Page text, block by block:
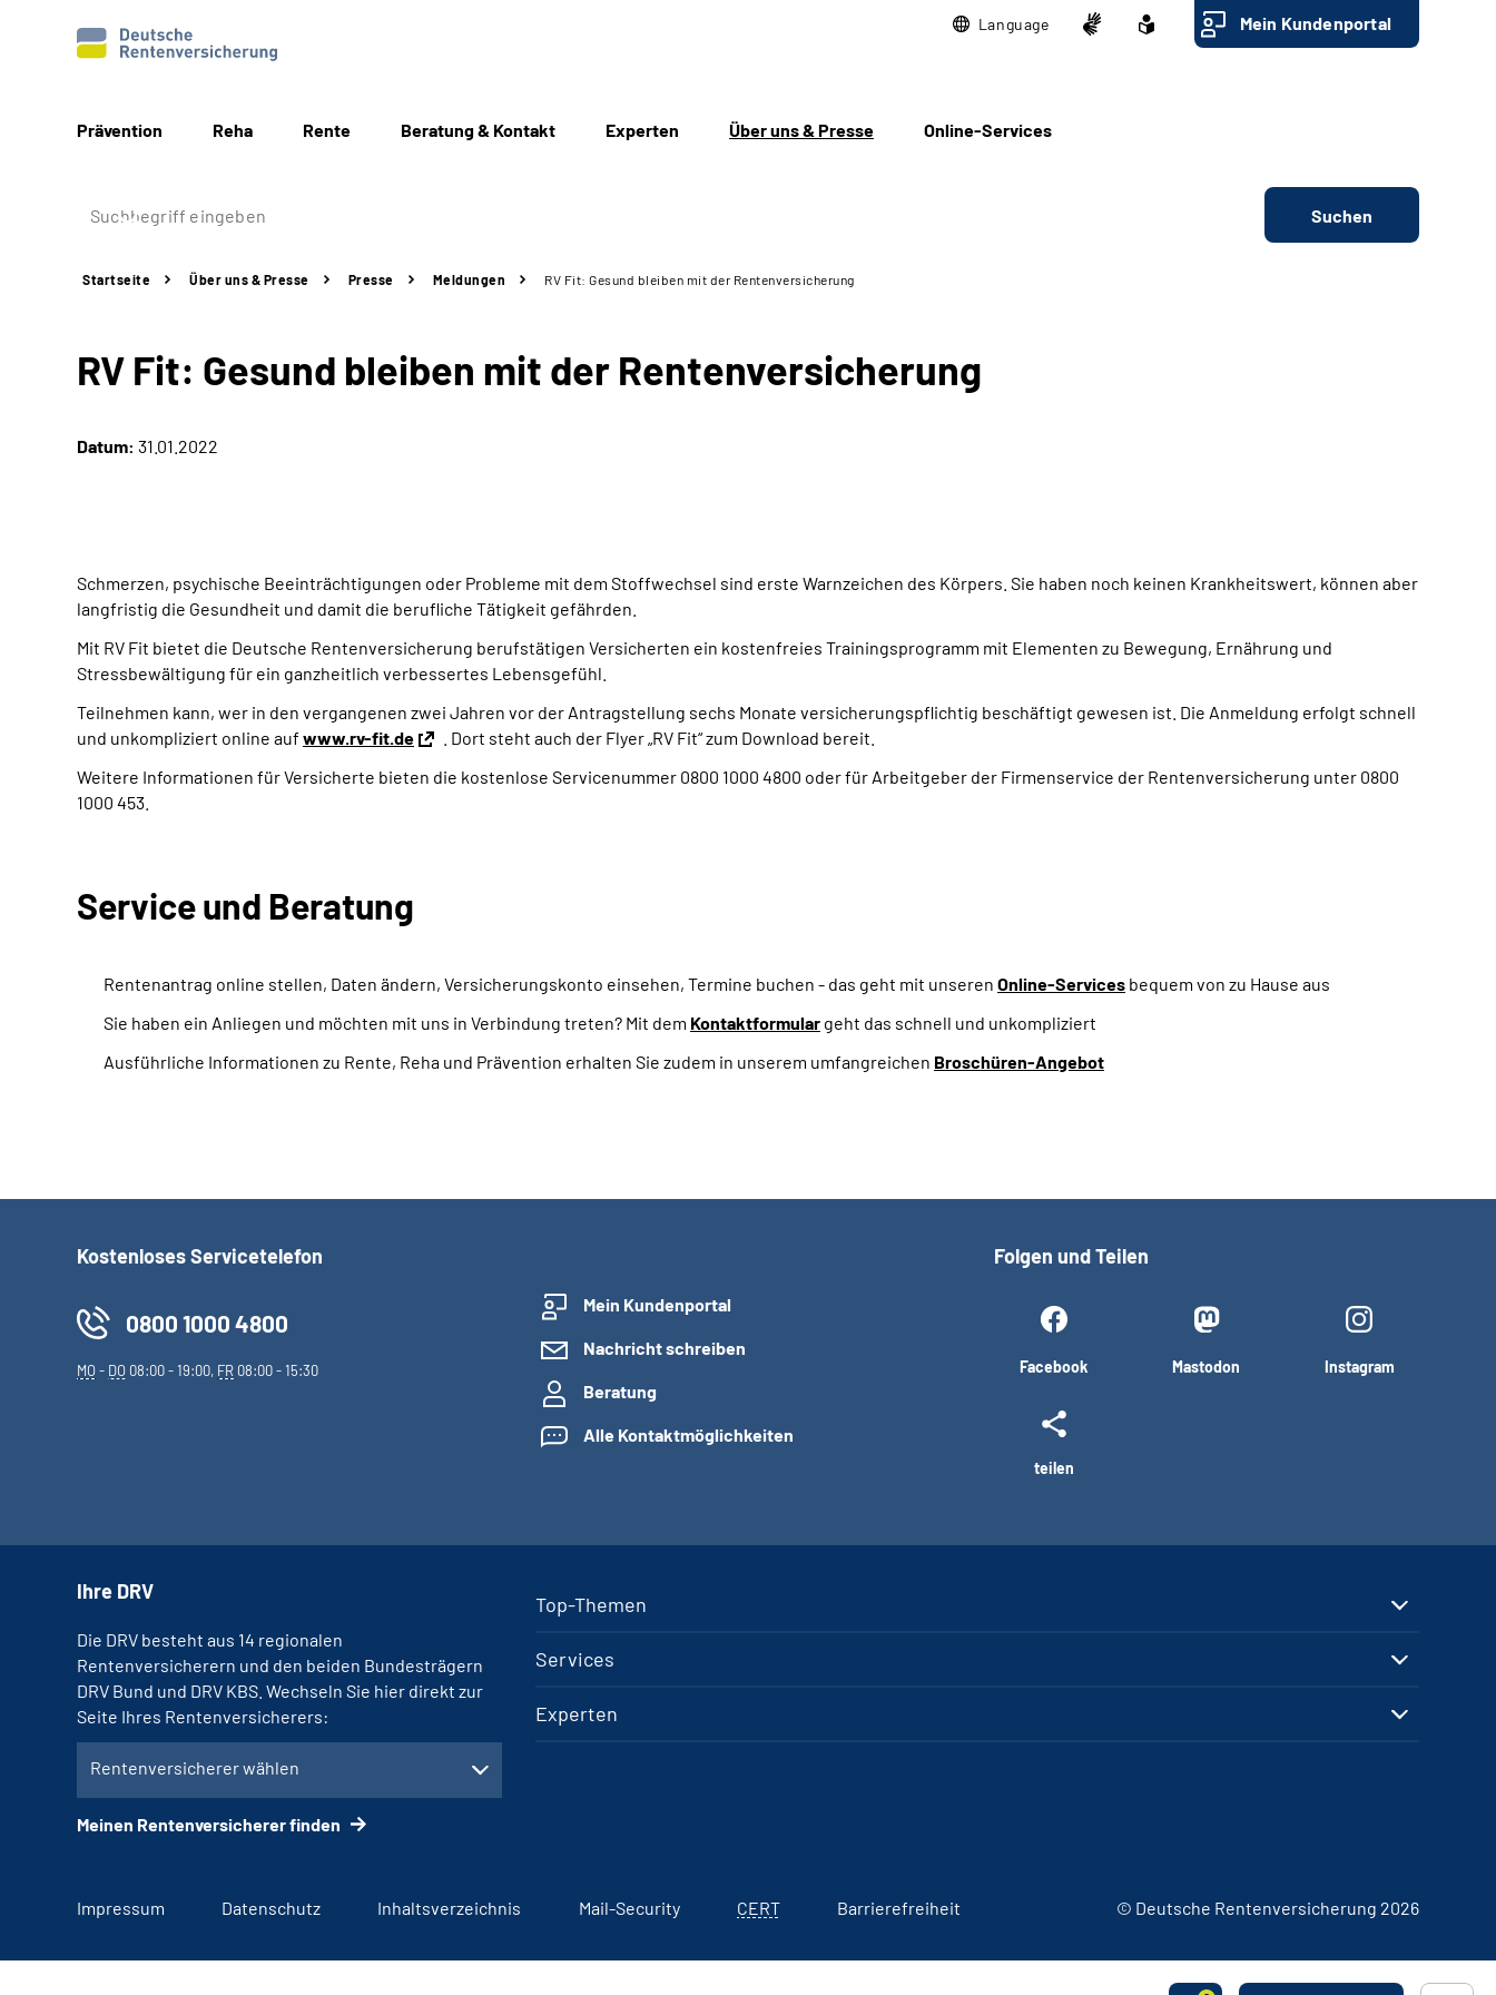
Language Mein Kundenportal
Prävention Reha Rente Beratung & Kontakt Experten Über uns & Presse Online-Services
Suchen
Startseite Über uns & Presse Presse Meldungen RV Fit: Gesund bleiben mit der Rentenversicherung
RV Fit: Gesund bleiben mit der Rentenversicherung
Datum: 31.01.2022
Schmerzen, psychische Beeinträchtigungen oder Probleme mit dem Stoffwechsel sind erste Warnzeichen des Körpers. Sie haben noch keinen Krankheitswert, können aber
langfristig die Gesundheit und damit die berufliche Tätigkeit gefährden.
Mit RV Fit bietet die Deutsche Rentenversicherung berufstätigen Versicherten ein kostenfreies Trainingsprogramm mit Elementen zu Bewegung, Ernährung und
Stressbewältigung für ein ganzheitlich verbessertes Lebensgefühl.
Teilnehmen kann, wer in den vergangenen zwei Jahren vor der Antragstellung sechs Monate versicherungspflichtig beschäftigt gewesen ist. Die Anmeldung erfolgt schnell
und unkompliziert online auf www.rv-fit.de
. Dort steht auch der Flyer „RV Fit“ zum Download bereit.
Weitere Informationen für Versicherte bieten die kostenlose Servicenummer 0800 1000 4800 oder für Arbeitgeber der Firmenservice der Rentenversicherung unter 0800
1000 453.
Service und Beratung
Rentenantrag online stellen, Daten ändern, Versicherungskonto einsehen, Termine buchen - das geht mit unseren Online-Services bequem von zu Hause aus
Sie haben ein Anliegen und möchten mit uns in Verbindung treten? Mit dem Kontaktformular geht das schnell und unkompliziert
Ausführliche Informationen zu Rente, Reha und Prävention erhalten Sie zudem in unserem umfangreichen Broschüren-Angebot
Kostenloses Servicetelefon
0800 1000 4800
MO- DO 08:00 - 19:00, FR 08:00 - 15:30
Mein Kundenportal
Nachricht schreiben
Beratung
Alle Kontaktmöglichkeiten
Folgen und Teilen
Facebook Mastodon Instagram
teilen
Top-Themen
Services
Experten
Ihre DRV
Die DRV besteht aus 14 regionalen
Rentenversicherern und den beiden Bundesträgern
DRV Bund und DRV KBS. Wechseln Sie hier direkt zur
Seite Ihres Rentenversicherers:
Rentenversicherer wählen
Meinen Rentenversicherer finden
Impressum Datenschutz Inhaltsverzeichnis Mail-Security CERT Barrierefreiheit © Deutsche Rentenversicherung 2026